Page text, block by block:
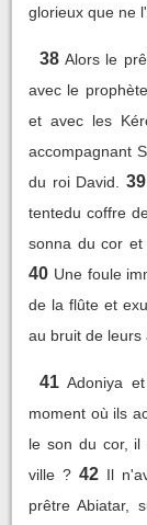
glorieux que ne
38 Alors le
avec le
et avec les
accompagnant
du roi David.
39
tentedu coffre
sonna du cor
40 Une foule
de la flûte et
au bruit de leurs
41 Adoniya
moment où ils
le son du cor, il
ville ? 42 Il
prêtre Abiatar,